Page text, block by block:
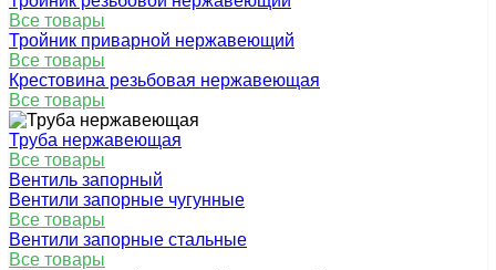
Все товары
Тройник приварной нержавеющий
Все товары
Крестовина резьбовая нержавеющая
Все товары
Труба нержавеющая
Все товары
Вентиль запорный
Вентили запорные чугунные
Все товары
Вентили запорные стальные
Все товары